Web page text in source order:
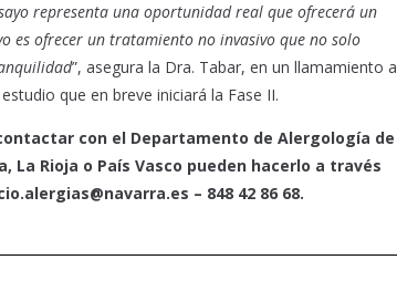
representa una oportunidad real que ofrecerá un
es ofrecer un tratamiento no invasivo que no solo
”, asegura la Dra. Tabar, en un llamamiento a
que en breve iniciará la Fase II.
con el Departamento de Alergología de
La Rioja o País Vasco pueden hacerlo a través
– 848 42 86 68.